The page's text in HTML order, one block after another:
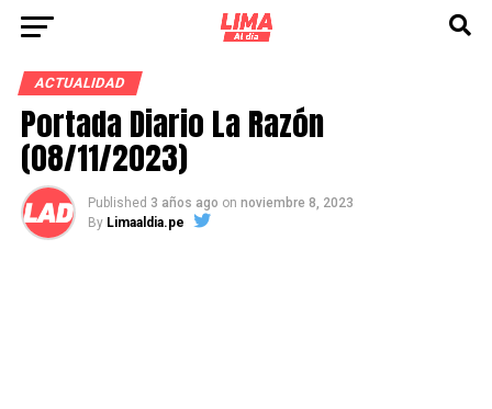
ACTUALIDAD
Portada Diario La Razón
(08/11/2023)
Published 3 años ago on noviembre 8, 2023
By Limaaldia.pe